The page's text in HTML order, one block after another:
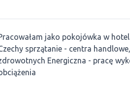
jako pokojówka w
sprzątanie - centra
Energiczna - pracę